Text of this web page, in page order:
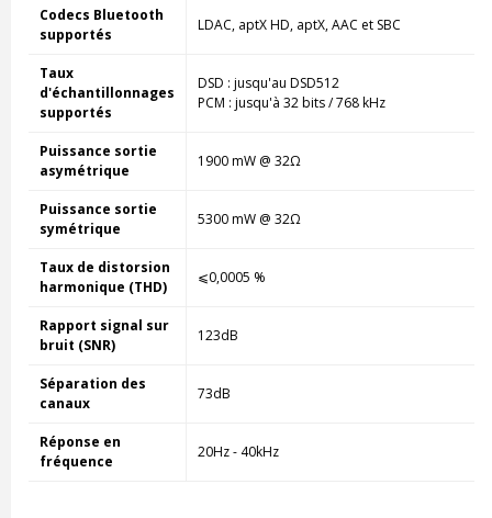
Codecs Bluetooth
supportés
LDAC, aptX HD, aptX, AAC et SBC
Taux
d'échantillonnages
supportés
DSD : jusqu'au DSD512
PCM : jusqu'à 32 bits / 768 kHz
Puissance sortie
asymétrique
1900 mW @ 32Ω
Puissance sortie
symétrique
5300 mW @ 32Ω
Taux de distorsion
harmonique (THD)
⩽0,0005 %
Rapport signal sur
bruit (SNR)
123dB
Séparation des
canaux
73dB
Réponse en
fréquence
20Hz - 40kHz